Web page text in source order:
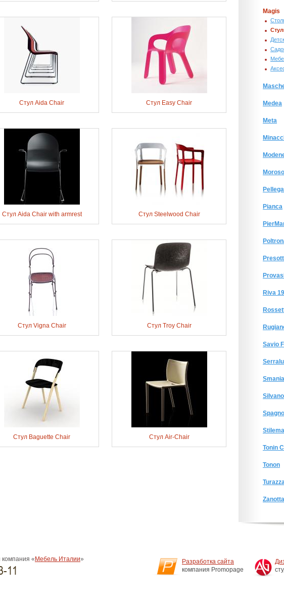
Стул Aida Chair Стул Easy Chair
Стул Aida Chair with armrest Стул Steelwood Chair
Стул Vigna Chair Стул Troy Chair
Стул Baguette Chair Стул Air-Chair
Magis
Medea
Meta
Moroso
Pianca
Riva
Savio
Smania
Stilema
Tonin
Tonon
Zanotta
« Мебель Италии»
11
Разработка сайта
компания Promopage